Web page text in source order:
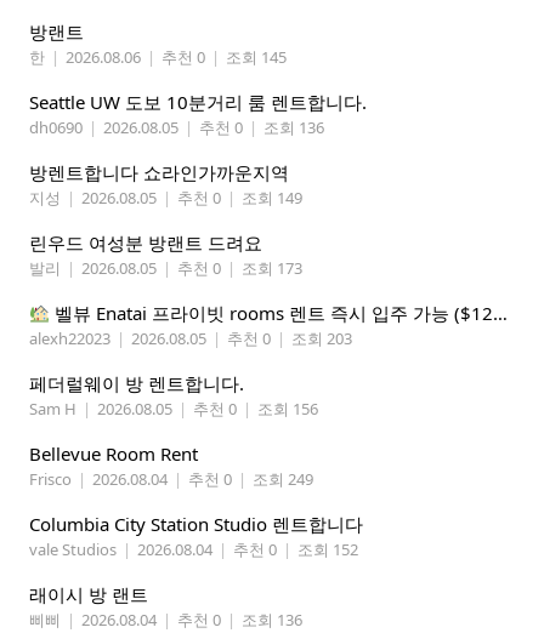
방랜트
한 | 2026.08.06 | 추천 0 | 조회 145
Seattle UW 도보 10분거리 룸 렌트합니다.
dh0690 | 2026.08.05 | 추천 0 | 조회 136
방렌트합니다 쇼라인가까운지역
지성 | 2026.08.05 | 추천 0 | 조회 149
린우드 여성분 방랜트 드려요
발리 | 2026.08.05 | 추천 0 | 조회 173
벨뷰 Enatai 프라이빗 rooms 렌트 즉시 입주 가능 ($1200 monthly)
alexh22023 | 2026.08.05 | 추천 0 | 조회 203
페더럴웨이 방 렌트합니다.
Sam H | 2026.08.05 | 추천 0 | 조회 156
Bellevue Room Rent
Frisco | 2026.08.04 | 추천 0 | 조회 249
Columbia City Station Studio 렌트합니다
vale Studios | 2026.08.04 | 추천 0 | 조회 152
래이시 방 랜트
삐삐 | 2026.08.04 | 추천 0 | 조회 136